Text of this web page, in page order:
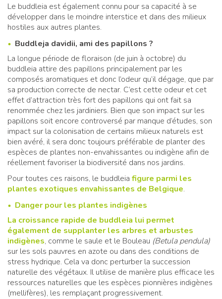
Le buddleia est également connu pour sa capacité à se
développer dans le moindre interstice et dans des milieux
hostiles aux autres plantes.
Buddleja davidii, ami des papillons ?
La longue période de floraison (de juin à octobre) du
buddleia attire des papillons principalement par les
composés aromatiques et donc l’odeur qu’il dégage, que par
sa production correcte de nectar. C’est cette odeur et cet
effet d’attraction très fort des papillons qui ont fait sa
renommée chez les jardiniers. Bien que son impact sur les
papillons soit encore controversé par manque d’études, son
impact sur la colonisation de certains milieux naturels est
bien avéré, il sera donc toujours préférable de planter des
espèces de plantes non-envahissantes ou indigène afin de
réellement favoriser la biodiversité dans nos jardins.
Pour toutes ces raisons, le buddleia figure parmi les
plantes exotiques envahissantes de Belgique.
Danger pour les plantes indigènes
La croissance rapide de buddleia lui permet
également de supplanter les arbres et arbustes
indigènes, comme le saule et le Bouleau (Betula pendula)
sur les sols pauvres en azote ou dans des conditions de
stress hydrique. Cela va donc perturber la succession
naturelle des végétaux. Il utilise de manière plus efficace les
ressources naturelles que les espèces pionnières indigènes
(mellifères), les remplaçant progressivement.